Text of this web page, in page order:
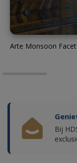
Arte Monsoon Facet
Bij